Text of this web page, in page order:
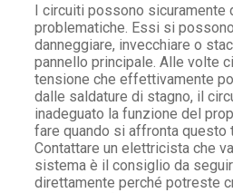
I circuiti possono sicuramente
problematiche. Essi si
danneggiare, invecchiare o
pannello principale. Alle volte
tensione che effettivamente
dalle saldature di stagno, il
inadeguato la funzione del
fare quando si affronta questo
Contattare un elettricista che
sistema è il consiglio da
direttamente perché potreste